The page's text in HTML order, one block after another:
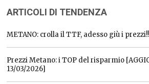
ARTICOLI DI TENDENZA
METANO: crolla il TTF, adesso giù i
Prezzi Metano: i TOP del risparmio
13/03/2026]